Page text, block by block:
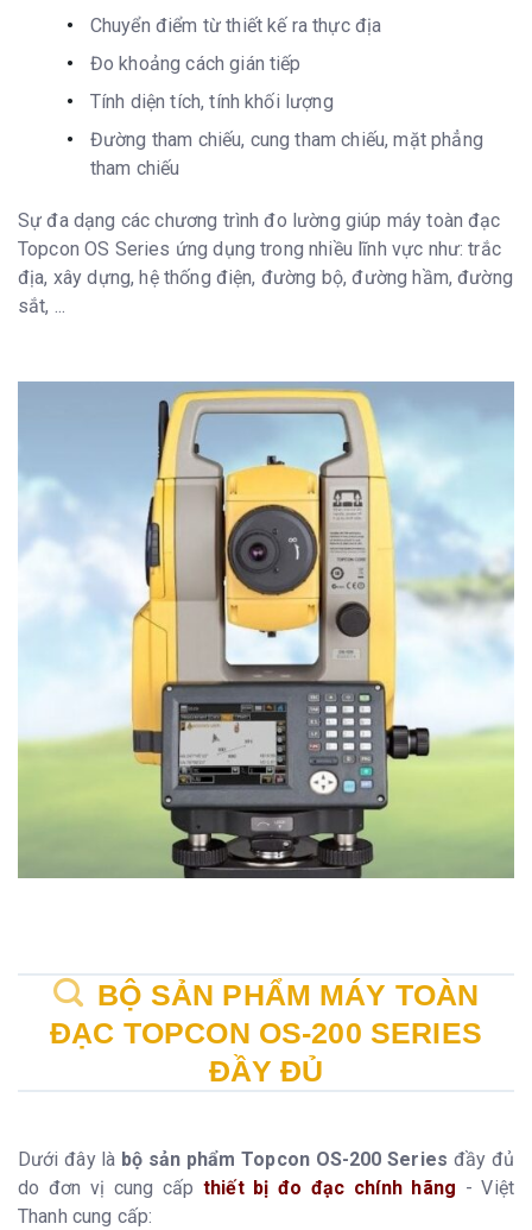
Chuyển điểm từ thiết kế ra thực địa
Đo khoảng cách gián tiếp
Tính diện tích, tính khối lượng
Đường tham chiếu, cung tham chiếu, mặt phẳng
tham chiếu
Sự đa dạng các chương trình đo lường giúp máy toàn đạc
Topcon OS Series ứng dụng trong nhiều lĩnh vực như: trắc
địa, xây dựng, hệ thống điện, đường bộ, đường hầm, đường
sắt, ...
BỘ SẢN PHẨM MÁY TOÀN
ĐẠC TOPCON OS-200 SERIES
ĐẦY ĐỦ
Dưới đây là bộ sản phẩm Topcon OS-200 Series đầy đủ
do đơn vị cung cấp thiết bị đo đạc chính hãng - Việt
Thanh cung cấp: